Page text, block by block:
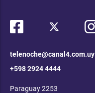
telenoche@canal4.com.uy
+598 2924 4444
Paraguay 2253